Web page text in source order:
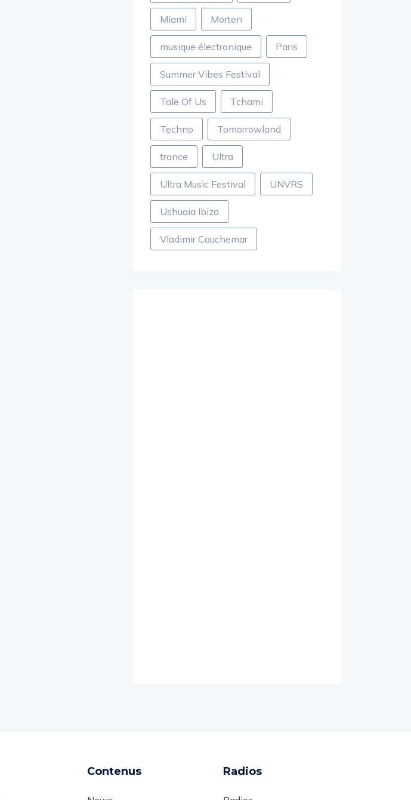
Miami Morten
musique électronique Paris
Summer Vibes Festival
Tale Of Us Tchami
Techno Tomorrowland
trance Ultra
Ultra Music Festival UNVRS
Ushuaia Ibiza
Vladimir Cauchemar
Contenus Radios